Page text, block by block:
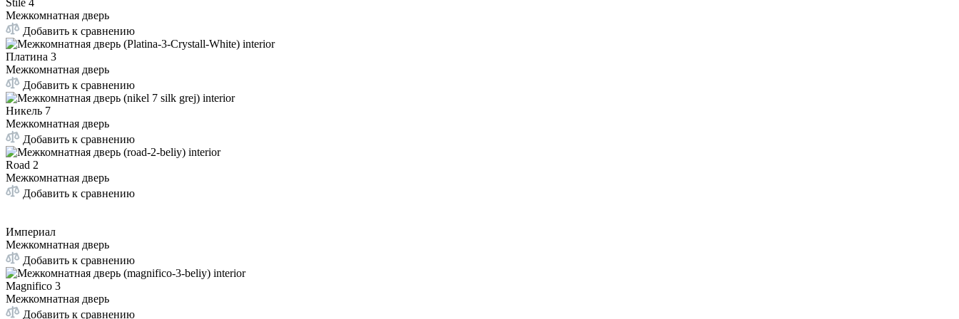
Stile 4
Межкомнатная дверь
Добавить к сравнению
Платина 3
Межкомнатная дверь
Добавить к сравнению
Никель 7
Межкомнатная дверь
Добавить к сравнению
Road 2
Межкомнатная дверь
Добавить к сравнению
Империал
Межкомнатная дверь
Добавить к сравнению
Magnifico 3
Межкомнатная дверь
Добавить к сравнению